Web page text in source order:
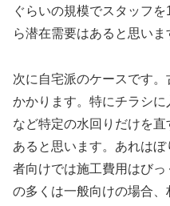
ぐらいの規模でスタッフ
ら潜在需要はあると思いま
次に自宅派のケースです
かかります。特にチラシ
など特定の水回りだけを
あると思います。あれは
者向けでは施工費用はび
の多くは一般向けの場合